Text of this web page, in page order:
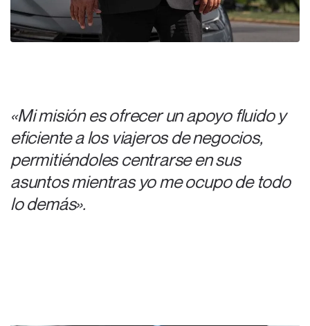
«Mi misión es ofrecer un apoyo fluido y
eficiente a los viajeros de negocios,
permitiéndoles centrarse en sus
asuntos mientras yo me ocupo de todo
lo demás».